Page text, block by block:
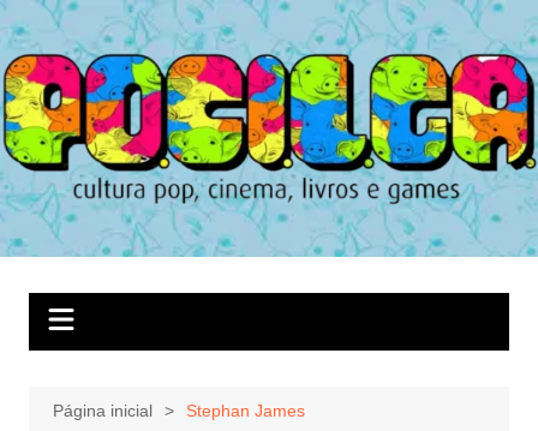
Ir
para
o
conteúdo
Página inicial Stephan James